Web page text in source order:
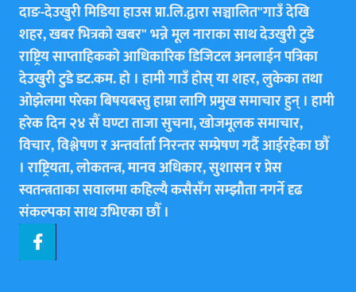
दाङ-देउखुरी मिडिया हाउस प्रा.लि.द्वारा सञ्चालित"गाउँ देखि
शहर, खबर भित्रकाे खबर" भन्ने मूल नाराका साथ देउखुरी टुडे
राष्ट्रिय साप्ताहिककाे आधिकारिक डिजिटल अनलाईन पत्रिका
देउखुरी टुडे डट.कम. हाे । हामी गाउँ हाेस् या शहर, लुकेका तथा
ओझेलमा परेका बिषयबस्तु हाम्रा लागि प्रमुख समाचार हुन् । हामी
हरेक दिन २४ सैँ घण्टा ताजा सुचना, खोजमूलक समाचार,
विचार, विश्लेषण र अन्तर्वार्ता निरन्तर सम्प्रेषण गर्दै आईरहेका छाैँ
। राष्ट्रियता, लोकतन्त्र, मानव अधिकार, सुशासन र प्रेस
स्वतन्त्रताका सवालमा कहिल्यै कसैसँग सम्झौता नगर्ने दृढ
संकल्पका साथ उभिएका छाैँ ।